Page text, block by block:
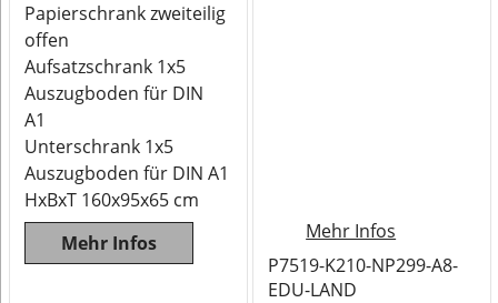
Papierschrank zweiteilig
offen
Aufsatzschrank 1x5
Auszugboden für DIN
A1
Unterschrank 1x5
Auszugboden für DIN A1
HxBxT 160x95x65 cm
Mehr Infos
Mehr Infos
P7519-K210-NP299-A8-
EDU-LAND